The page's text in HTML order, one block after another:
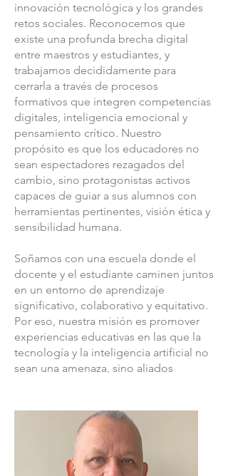
innovación tecnológica y los grandes
retos sociales. Reconocemos que
existe una profunda brecha digital
entre maestros y estudiantes, y
trabajamos decididamente para
cerrarla a través de procesos
formativos que integren competencias
digitales, inteligencia emocional y
pensamiento crítico. Nuestro
propósito es que los educadores no
sean espectadores rezagados del
cambio, sino protagonistas activos
capaces de guiar a sus alumnos con
herramientas pertinentes, visión ética y
sensibilidad humana.
Soñamos con una escuela donde el
docente y el estudiante caminen juntos
en un entorno de aprendizaje
significativo, colaborativo y equitativo.
Por eso, nuestra misión es promover
experiencias educativas en las que la
tecnología y la inteligencia artificial no
sean una amenaza, sino aliados
garantizar una educación más humana,
inclusiva y transformadora.